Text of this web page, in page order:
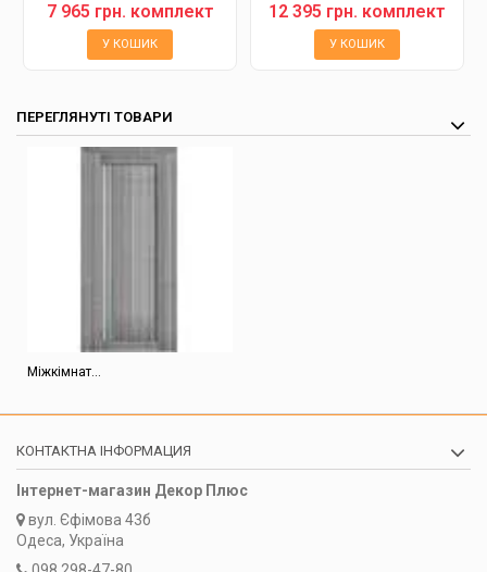
7 965 грн. комплект
У КОШИК
12 395 грн. комплект
У КОШИК
ПЕРЕГЛЯНУТІ ТОВАРИ
Міжкімнат...
КОНТАКТНА ІНФОРМАЦИЯ
Інтернет-магазин Декор Плюс
вул. Єфімова 43б
Одеса, Україна